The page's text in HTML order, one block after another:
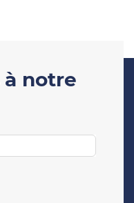
à notre